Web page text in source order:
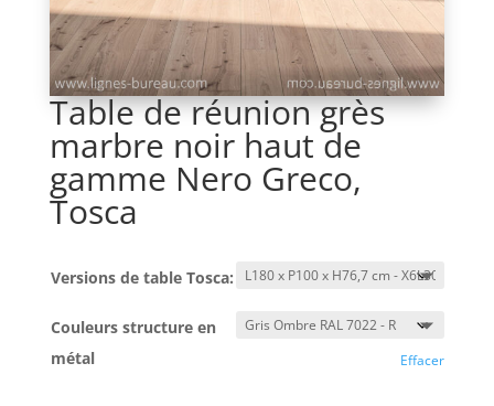
Table de réunion grès
marbre noir haut de
gamme Nero Greco,
Tosca
Versions de table Tosca:
Couleurs structure en
métal
Effacer